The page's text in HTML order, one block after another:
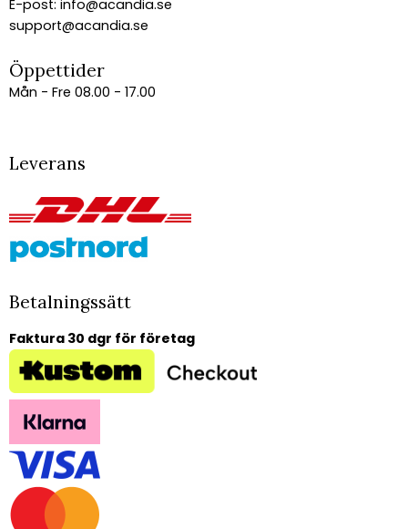
E-post: info@acandia.se
support@acandia.se
Öppettider
Mån - Fre 08.00 - 17.00
Leverans
Betalningssätt
Faktura 30 dgr för företag